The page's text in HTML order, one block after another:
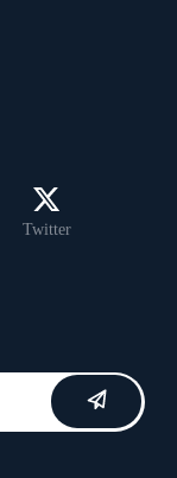
Twitter